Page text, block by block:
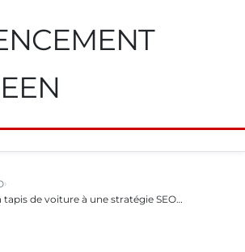
tapis de voiture à une stratégie SEO…